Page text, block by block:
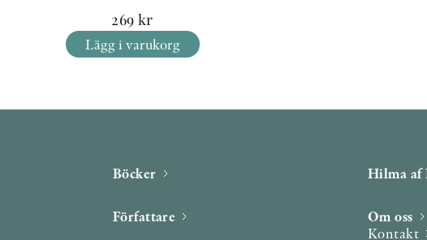
269 kr
Lägg i varukorg
Böcker
Författare
Hilma
Om oss
Kontakt